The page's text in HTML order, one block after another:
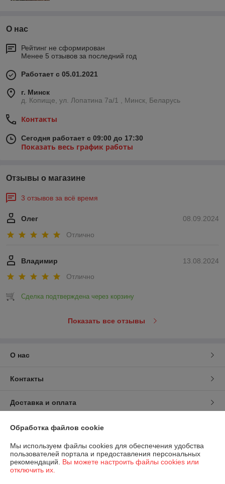
О нас
Рейтинг не сформирован
Менее 5 отзывов за последний год
Работает с 05.01.2021
г. Минск
д. Копище, ул. Лопатина 7а/1 , Минск, Беларусь
Контакты
Сегодня работает с 09:00 до 17:30
Показать весь график работы
Отзывы о магазине
3 отзывов за всё время
08.09.2024
Олег
Отлично
13.08.2024
Владимир
Отлично
Сделка подтверждена через корзину
Показать все отзывы
О нас
Контакты
Доставка и оплата
График работы
Полная версия сайта
Политика обработки cookies
Обработка файлов cookie
Мы используем файлы cookies для обеспечения удобства
пользователей портала и предоставления персональных
рекомендаций. Вы можете настроить файлы cookies или
отключить их.